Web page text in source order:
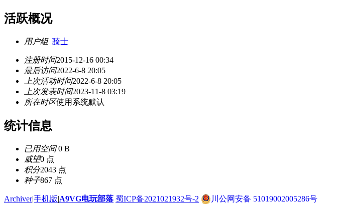
活跃概况
用户组 骑士
注册时间2015-12-16 00:34
最后访问2022-6-8 20:05
上次活动时间2022-6-8 20:05
上次发表时间2023-11-8 03:19
所在时区使用系统默认
统计信息
已用空间0 B
威望0 点
积分2043 点
种子867 点
Archiver|手机版|A9VG电玩部落 蜀ICP备2021021932号-2 川公网安备 51019002005286号